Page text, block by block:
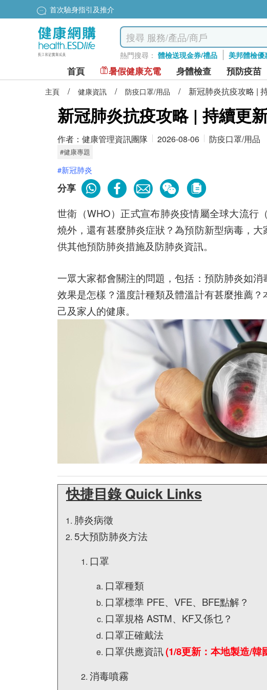
首次驗身指引及推介
熱門搜尋： 體檢送現金券/禮品 美邦體檢優
首頁 暑假健康充電 身體檢查 預防疫苗
主頁 / 健康資訊 / 防疫口罩/用品 / 新冠肺炎抗疫攻略 |
新冠肺炎抗疫攻略 | 持續更
作者： 健康管理資訊團隊 2026-08-06 防疫口罩/用品
#健康專題
#新冠肺炎
分享
世衛（WHO）正式宣布肺炎疫情屬全球大流行
燒外，還有甚麼肺炎症狀？為預防新型病毒，
供其他預防肺炎措施及防肺炎資訊。
一眾大家都會關注的問題，包括：預防肺炎如
效果是怎樣？溫度計種類及體溫計有甚麼推薦
己及家人的健康。
快捷目錄 Quick Links
肺炎病徵
5大預防肺炎方法
口罩
口罩種類
口罩標準 PFE、VFE、BFE點解？
口罩規格 ASTM、KF又係乜？
口罩正確戴法
口罩供應資訊(1/8更新：本地製造/韓
消毒噴霧